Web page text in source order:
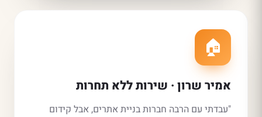
🏠
אמיר שרון · שירות ללא תחרות
"עבדתי עם הרבה חברות בניית אתרים, אבל קידום